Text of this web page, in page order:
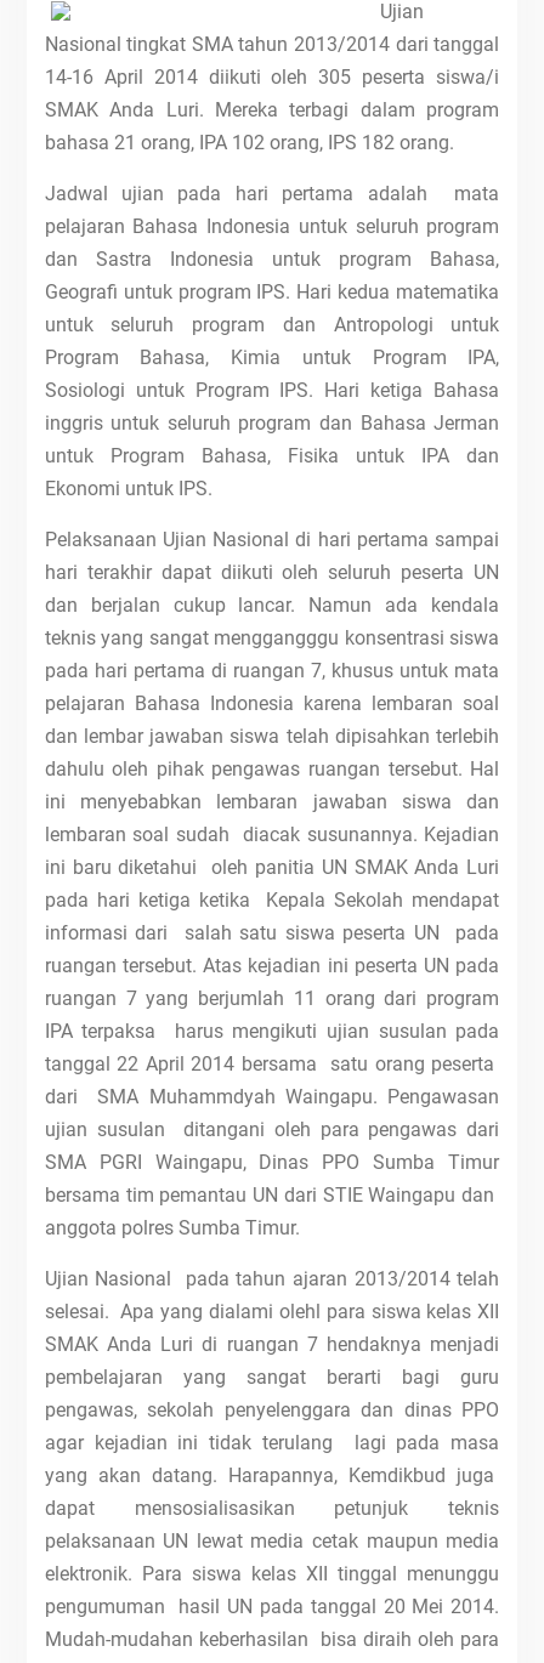
Ujian
Nasional tingkat SMA tahun 2013/2014 dari tanggal
14-16 April 2014 diikuti oleh 305 peserta siswa/i
SMAK Anda Luri. Mereka terbagi dalam program
bahasa 21 orang, IPA 102 orang, IPS 182 orang.
Jadwal ujian pada hari pertama adalah mata
pelajaran Bahasa Indonesia untuk seluruh program
dan Sastra Indonesia untuk program Bahasa,
Geografi untuk program IPS. Hari kedua matematika
untuk seluruh program dan Antropologi untuk
Program Bahasa, Kimia untuk Program IPA,
Sosiologi untuk Program IPS. Hari ketiga Bahasa
inggris untuk seluruh program dan Bahasa Jerman
untuk Program Bahasa, Fisika untuk IPA dan
Ekonomi untuk IPS.
Pelaksanaan Ujian Nasional di hari pertama sampai
hari terakhir dapat diikuti oleh seluruh peserta UN
dan berjalan cukup lancar. Namun ada kendala
teknis yang sangat menggangggu konsentrasi siswa
pada hari pertama di ruangan 7, khusus untuk mata
pelajaran Bahasa Indonesia karena lembaran soal
dan lembar jawaban siswa telah dipisahkan terlebih
dahulu oleh pihak pengawas ruangan tersebut. Hal
ini menyebabkan lembaran jawaban siswa dan
lembaran soal sudah diacak susunannya. Kejadian
ini baru diketahui oleh panitia UN SMAK Anda Luri
pada hari ketiga ketika Kepala Sekolah mendapat
informasi dari salah satu siswa peserta UN pada
ruangan tersebut. Atas kejadian ini peserta UN pada
ruangan 7 yang berjumlah 11 orang dari program
IPA terpaksa harus mengikuti ujian susulan pada
tanggal 22 April 2014 bersama satu orang peserta
dari SMA Muhammdyah Waingapu. Pengawasan
ujian susulan ditangani oleh para pengawas dari
SMA PGRI Waingapu, Dinas PPO Sumba Timur
bersama tim pemantau UN dari STIE Waingapu dan
anggota polres Sumba Timur.
Ujian Nasional pada tahun ajaran 2013/2014 telah
selesai. Apa yang dialami olehl para siswa kelas XII
SMAK Anda Luri di ruangan 7 hendaknya menjadi
pembelajaran yang sangat berarti bagi guru
pengawas, sekolah penyelenggara dan dinas PPO
agar kejadian ini tidak terulang lagi pada masa
yang akan datang. Harapannya, Kemdikbud juga
dapat mensosialisasikan petunjuk teknis
pelaksanaan UN lewat media cetak maupun media
elektronik. Para siswa kelas XII tinggal menunggu
pengumuman hasil UN pada tanggal 20 Mei 2014.
Mudah-mudahan keberhasilan bisa diraih oleh para